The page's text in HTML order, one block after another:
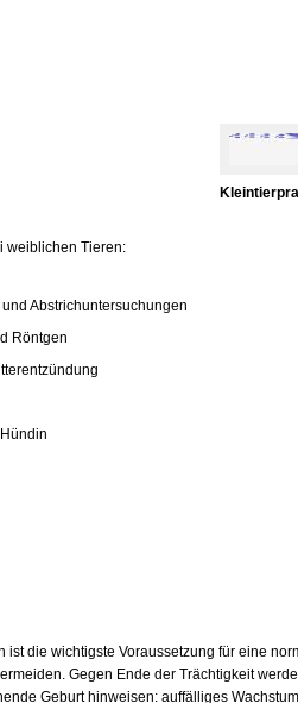
weiblichen Tieren:
Abstrichuntersuchungen
Röntgen
die wichtigste Voraussetzung für eine
Gegen Ende der Trächtigkeit
Geburt hinweisen: auffälliges